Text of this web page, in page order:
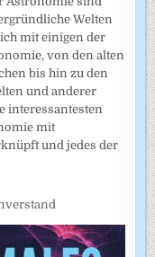
Welten
mit einigen der
von den alten
bis hin zu den
und anderer
interessantesten
mit
und jedes der